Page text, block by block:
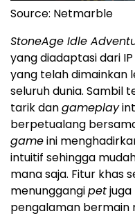
Source: Netmarble
StoneAge Idle
yang diadaptasi dari
yang telah dimainkan
seluruh dunia.
tarik dangameplay
berpetualang
gameini
intuitif sehingga
mana saja. Fitur khas
menunggangipet
pengalaman bermain